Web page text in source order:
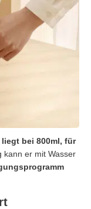
bei 800ml, für
kann er mit Wasser